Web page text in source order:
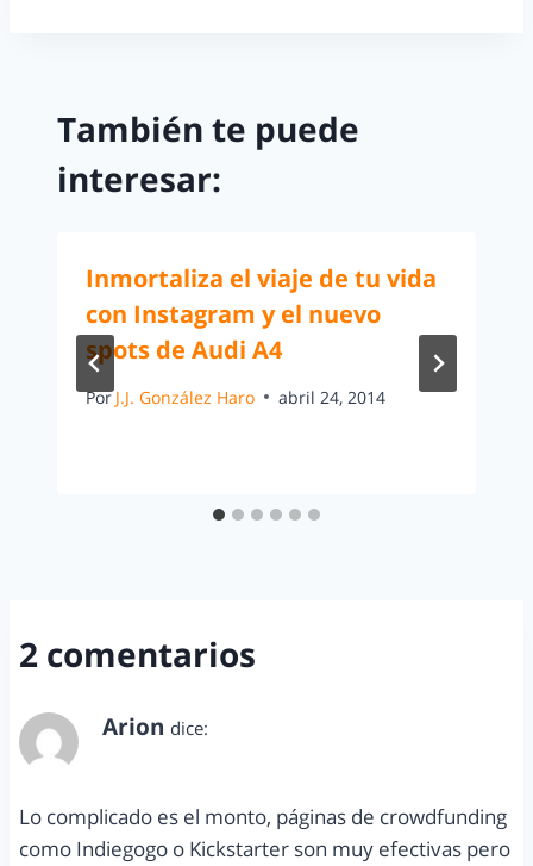
También te puede
interesar:
Inmortaliza el viaje de tu vida
con Instagram y el nuevo
spots de Audi A4
Por J.J. González Haro abril 24, 2014
2 comentarios
Arion dice:
Lo complicado es el monto, páginas de crowdfunding
como Indiegogo o Kickstarter son muy efectivas pero